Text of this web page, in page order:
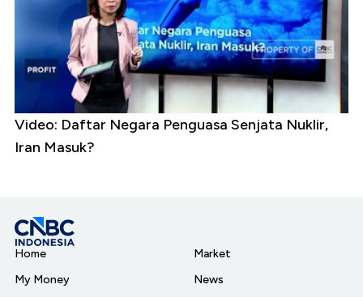
Video: Daftar Negara Penguasa Senjata Nuklir,
Iran Masuk?
Home
My Money
Market
News